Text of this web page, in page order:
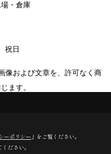
・倉庫
祝日
像および文章を、許可なく商
ます。
Reserved.
ーポリシー 」をご覧ください。
ださい。